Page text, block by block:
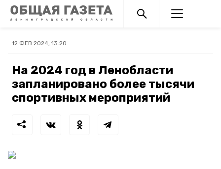
12 ФЕВ 2024, 13:20
На 2024 год в Ленобласти
запланировано более тысячи
спортивных мероприятий